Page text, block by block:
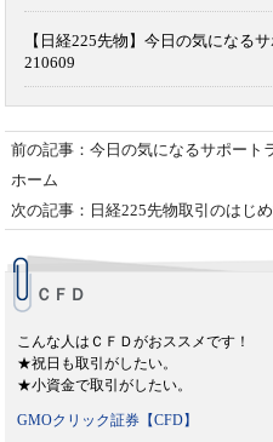
【日経225先物】今日の気になる
210609
前の記事：今日の気になるサポート
ホーム
次の記事：日経225先物取引のはじ
ＣＦＤ
こんな人はＣＦＤがおススメです！
★祝日も取引がしたい。
★小資金で取引がしたい。
GMOクリック証券【CFD】